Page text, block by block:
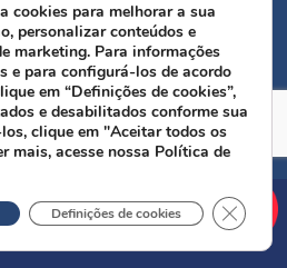
Dados Pessoais.
Tratamento de Dados
Dias
· Todos os direitos
cookies para melhorar a sua
personalizar conteúdos e
marketing. Para informações
e para configurá-los de acordo
em “Definições de cookies”,
e desabilitados conforme sua
clique em "Aceitar todos os
mais, acesse nossa Política de
Definições de cookies